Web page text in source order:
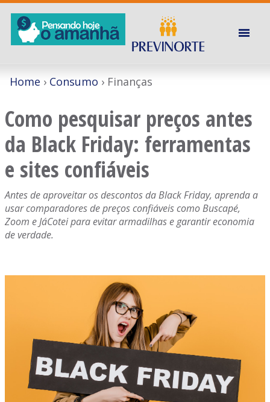
Home Consumo Finanças
Como pesquisar preços antes
da Black Friday: ferramentas
e sites confiáveis
Antes de aproveitar os descontos da Black Friday, aprenda a
usar comparadores de preços confiáveis como Buscapé,
Zoom e JáCotei para evitar armadilhas e garantir economia
de verdade.